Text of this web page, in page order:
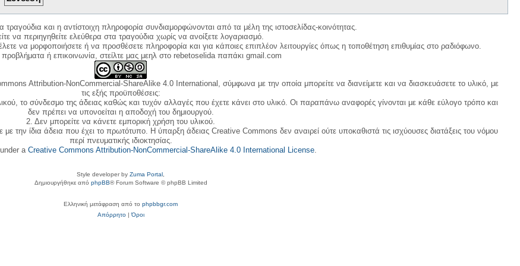
τραγούδια και η αντίστοιχη πληροφορία συνδιαμορφώνονται από τα μέλη της ιστοσελίδας-κοινότητας.
να περιηγηθείτε ελεύθερα στα τραγούδια χωρίς να ανοίξετε λογαριασμό.
να μορφοποιήσετε ή να προσθέσετε πληροφορία και για κάποιες επιπλέον λειτουργίες όπως η τοποθέτηση επιθυμίας στο ραδιόφωνο.
ή επικοινωνία, στείλτε μας μεηλ στο rebetoselida παπάκι gmail.com
Attribution-NonCommercial-ShareAlike 4.0 International, σύμφωνα με την οποία μπορείτε να διανείμετε και να διασκευάσετε το υλικό, με
τις εξής προϋποθέσεις:
το σύνδεσμο της άδειας καθώς και τυχόν αλλαγές που έχετε κάνει στο υλικό. Οι παραπάνω αναφορές γίνονται με κάθε εύλογο τρόπο και
δεν πρέπει να υπονοείται η αποδοχή του δημιουργού.
2. Δεν μπορείτε να κάνετε εμπορική χρήση του υλικού.
την ίδια άδεια που έχει το πρωτότυπο. Η ύπαρξη άδειας Creative Commons δεν αναιρεί ούτε υποκαθιστά τις ισχύουσες διατάξεις του νόμου
περί πνευματικής ιδιοκτησίας.
a Creative Commons Attribution-NonCommercial-ShareAlike 4.0 International License.
Style developer by Zuma Portal
Δημιουργήθηκε από phpBB® Forum Software © phpBB Limited
Ελληνική μετάφραση από το phpbbgr.com
Απόρρητο|Όροι